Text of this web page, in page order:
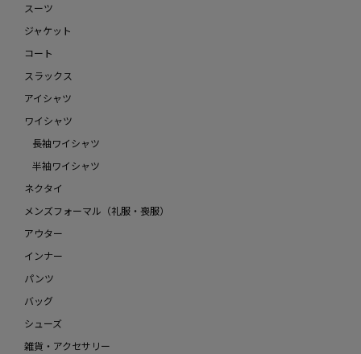
スーツ
ジャケット
コート
スラックス
アイシャツ
ワイシャツ
長袖ワイシャツ
半袖ワイシャツ
ネクタイ
メンズフォーマル（礼服・喪服）
アウター
インナー
パンツ
バッグ
シューズ
雑貨・アクセサリー